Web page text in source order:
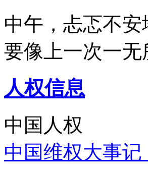
中午，忐忑不
要像上一次一
人权信息
中国人权
中国维权大事